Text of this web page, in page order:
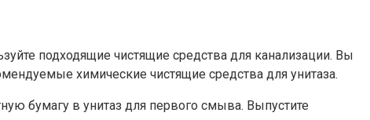
подходящие чистящие средства для канализации. Вы
химические чистящие средства для унитаза.
бумагу в унитаз для первого смыва. Выпустите